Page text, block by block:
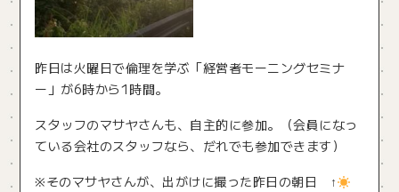
昨日は火曜日で倫理を学ぶ「経営者モーニングセミナ
ー」が6時から1時間。
スタッフのマサヤさんも、自主的に参加。（会員になっ
ている会社のスタッフなら、だれでも参加できます）
※そのマサヤさんが、出がけに撮った昨日の朝日 ↑